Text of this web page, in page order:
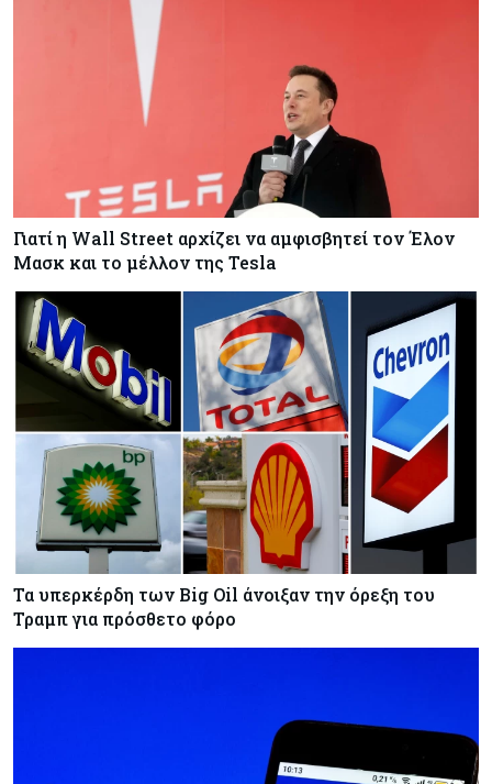
Γιατί η Wall Street αρχίζει να αμφισβητεί τον Έλον
Μασκ και το μέλλον της Tesla
Τα υπερκέρδη των Big Oil άνοιξαν την όρεξη του
Τραμπ για πρόσθετο φόρο